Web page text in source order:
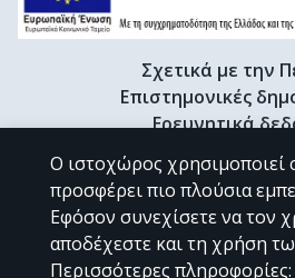
Σχετικά με την
Επιστημονικές
Ερευνητικά
Διδακτορικές διατριβές &
Προφίλ
CC
Ο ιστοχώρος χρησιμοποιεί
προσφέρει πιο πλούσια
Εφόσον συνεχίσετε να τον
αποδέχεστε και τη χρήση
Περισσότερες πληροφορίες: